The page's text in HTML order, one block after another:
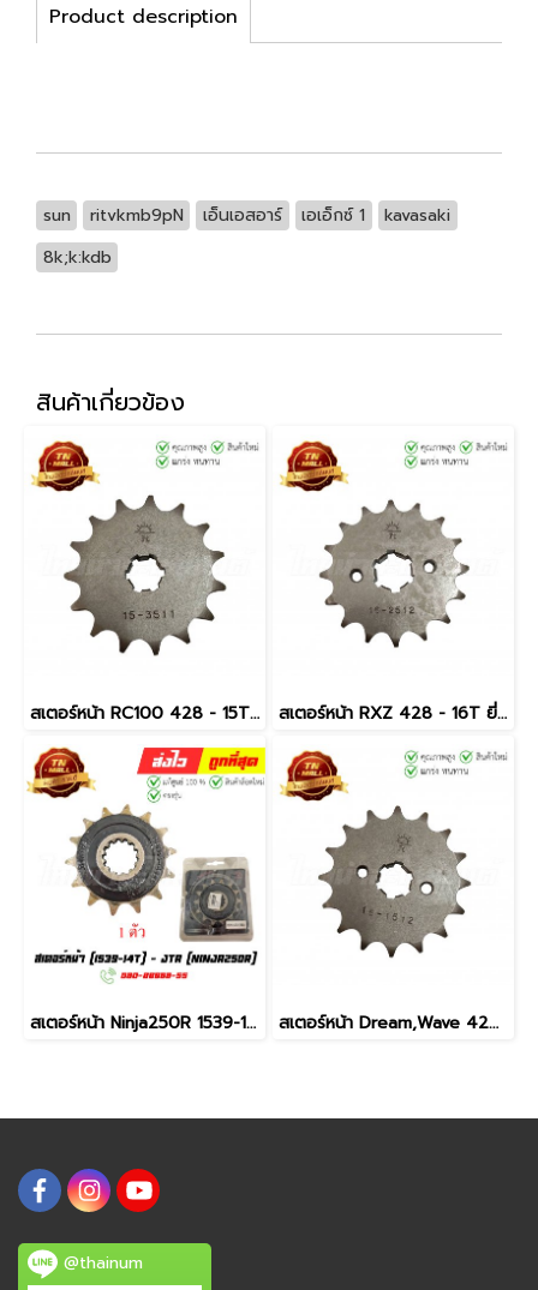
Product description
sun ritvkmb9pN เอ็นเอสอาร์ เอเอ็กซ์ 1
kavasaki
8k;k:kdb
สินค้าเกี่ยวข้อง
สเตอร์หน้า RC100 428 - 15T ยี่ห้อ JTA สเตอร์หน้า RXZ 428 - 16T ยี่ห้อ JTA
สเตอร์หน้า Ninja250R 1539-14T ยี่ห้อ JTA (ET4-81) สเตอร์หน้า Dream,Wave 428 - 16T ยี่ห้อ JTA
@thainum